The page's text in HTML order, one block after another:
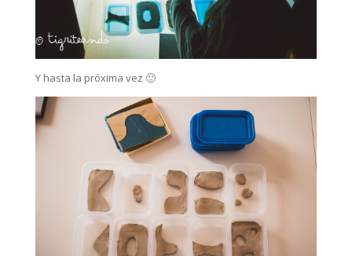
Y hasta la próxima vez 🙂